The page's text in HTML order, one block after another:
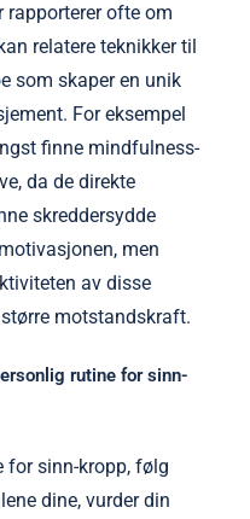
rapporterer ofte om
relatere teknikker til
som skaper en unik
For eksempel
finne mindfulness-
da de direkte
skreddersydde
men
av disse
motstandskraft.
rutine for sinn-
for sinn-kropp, følg
dine, vurder din